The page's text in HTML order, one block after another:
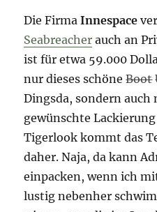
Die FirmaInnespace
Seabreacher auch an
ist für etwa 59.000
nur dieses schöneBoot
Dingsda, sondern auch
gewünschte
Tigerlook kommt das
daher. Naja, da kann
einpacken, wenn ich
lustig nebenher